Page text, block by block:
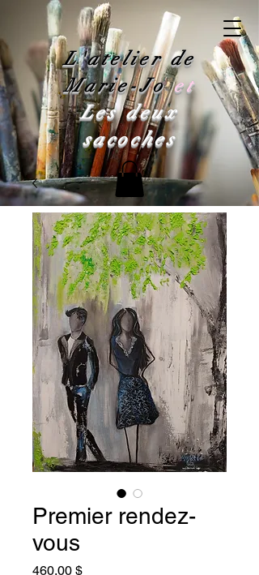
L'atelier de
Marie-Joet
Les deux
sacoches
Premier rendez-
vous
460,00 $Prix